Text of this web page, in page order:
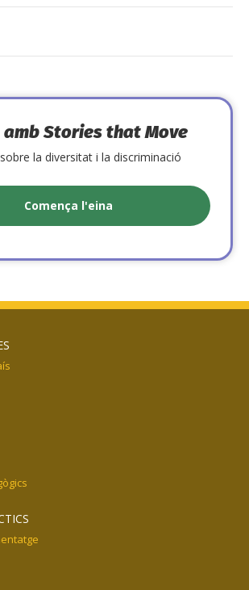
amb Stories that Move
la diversitat i la discriminació
Comença l'eina